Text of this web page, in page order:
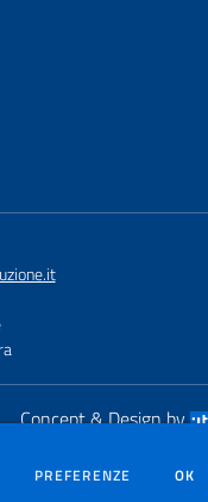
Concept & Design by
PREFERENZE DEI COOKIE
OK